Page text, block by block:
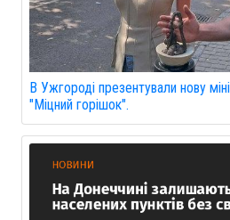
В Ужгороді презентували нову
"Міцний горішок".